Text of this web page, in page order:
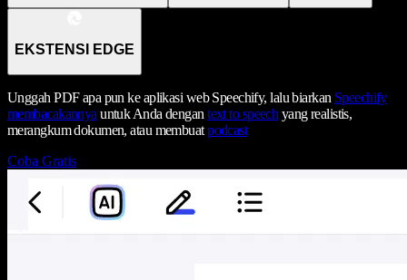
EKSTENSI EDGE
Unggah PDF apa pun ke aplikasi web Speechify, lalu biarkan Speechify
membacakannya untuk Anda dengantext to speech yang realistis,
merangkum dokumen, atau membuatpodcast
Coba Gratis